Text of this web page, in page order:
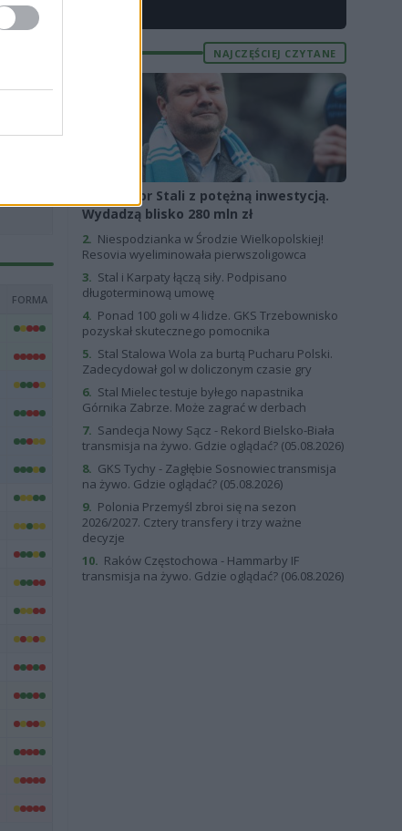
FORMA
NAJCZĘŚCIEJ CZYTANE
Sponsor Stali z potężną inwestycją.
Wydadzą blisko 280 mln zł
2. Niespodzianka w Środzie Wielkopolskiej!
Resovia wyeliminowała pierwszoligowca
3. Stal i Karpaty łączą siły. Podpisano
długoterminową umowę
4. Ponad 100 goli w 4 lidze. GKS Trzebownisko
pozyskał skutecznego pomocnika
5. Stal Stalowa Wola za burtą Pucharu Polski.
Zadecydował gol w doliczonym czasie gry
6. Stal Mielec testuje byłego napastnika
Górnika Zabrze. Może zagrać w derbach
7. Sandecja Nowy Sącz - Rekord Bielsko-Biała
transmisja na żywo. Gdzie oglądać? (05.08.2026)
8. GKS Tychy - Zagłębie Sosnowiec transmisja
na żywo. Gdzie oglądać? (05.08.2026)
9. Polonia Przemyśl zbroi się na sezon
2026/2027. Cztery transfery i trzy ważne
decyzje
10. Raków Częstochowa - Hammarby IF
transmisja na żywo. Gdzie oglądać? (06.08.2026)